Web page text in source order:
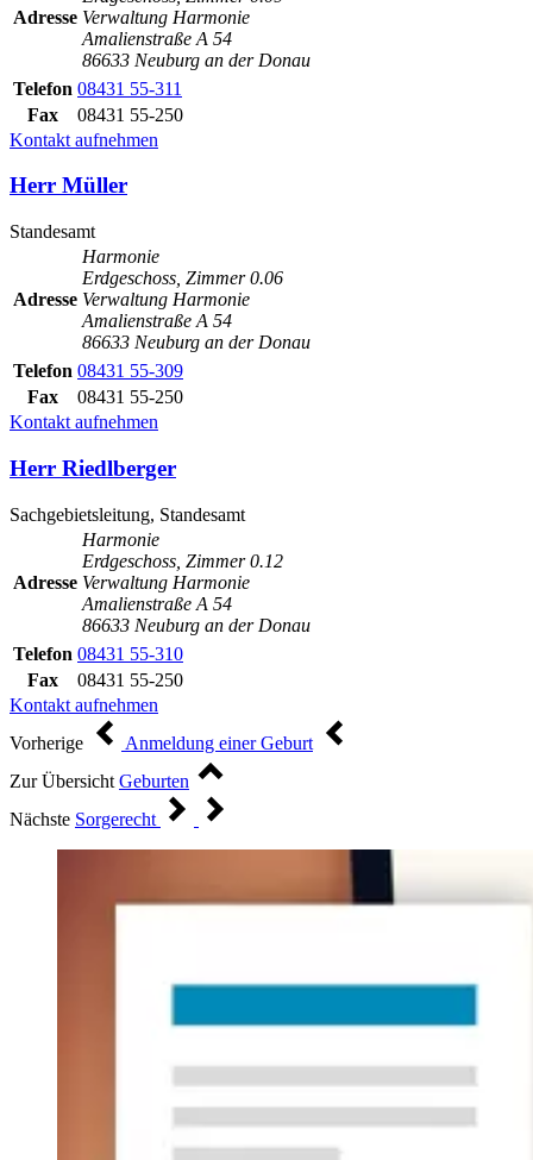
Adresse Verwaltung Harmonie
Amalienstraße A 54
86633 Neuburg an der Donau
Telefon 08431 55-311
Fax
08431 55-250
Kontakt aufnehmen
Herr Müller
Standesamt
Adresse
Harmonie
Erdgeschoss, Zimmer 0.06
Verwaltung Harmonie
Amalienstraße A 54
86633 Neuburg an der Donau
Telefon 08431 55-309
Fax
08431 55-250
Kontakt aufnehmen
Herr Riedlberger
Sachgebietsleitung, Standesamt
Adresse
Harmonie
Erdgeschoss, Zimmer 0.12
Verwaltung Harmonie
Amalienstraße A 54
86633 Neuburg an der Donau
Telefon 08431 55-310
Fax
08431 55-250
Kontakt aufnehmen
Vorherige
Anmeldung einer Geburt
Zur Übersicht Geburten
Nächste Sorgerecht